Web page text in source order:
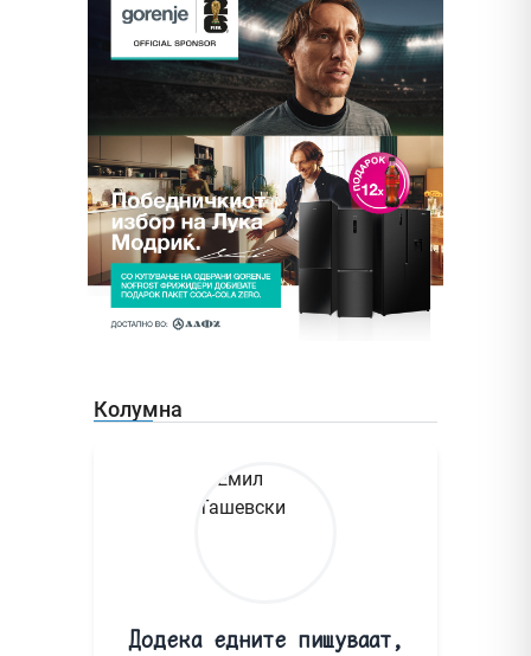
Колумна
Додека едните пишуваат,